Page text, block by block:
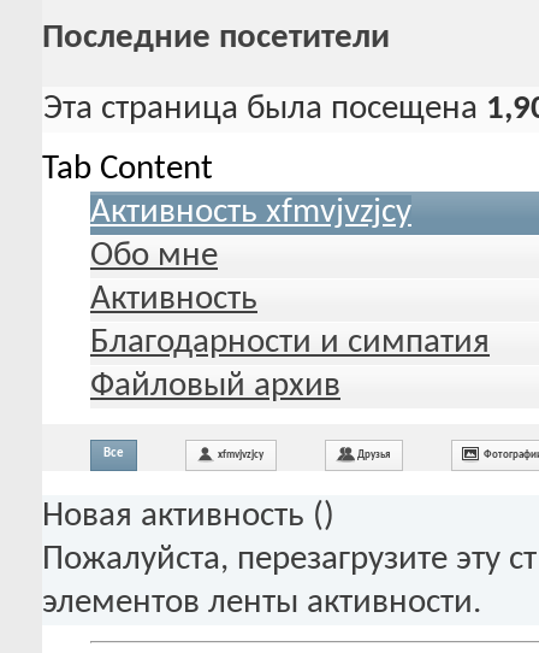
Последние посетители
Эта страница была посещена
Tab Content
Активность xfmvjvzjcy
Обо мне
Активность
Благодарности и симпатия
Файловый архив
Все xfmvjvzjcy Друзья
Новая активность ()
Пожалуйста, перезагрузите эту
элементов ленты активности.